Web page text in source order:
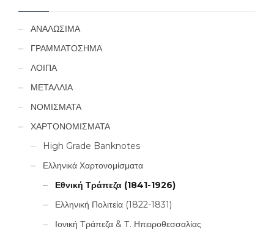
ΑΝΑΛΩΣΙΜΑ
ΓΡΑΜΜΑΤΟΣΗΜΑ
ΛΟΙΠΑ
ΜΕΤΑΛΛΙΑ
ΝΟΜΙΣΜΑΤΑ
ΧΑΡΤΟΝΟΜΙΣΜΑΤΑ
High Grade Banknotes
Ελληνικά Χαρτονομίσματα
Εθνική Τράπεζα (1841-1926)
Ελληνική Πολιτεία (1822-1831)
Ιονική Τράπεζα & Τ. Ηπειροθεσσαλίας